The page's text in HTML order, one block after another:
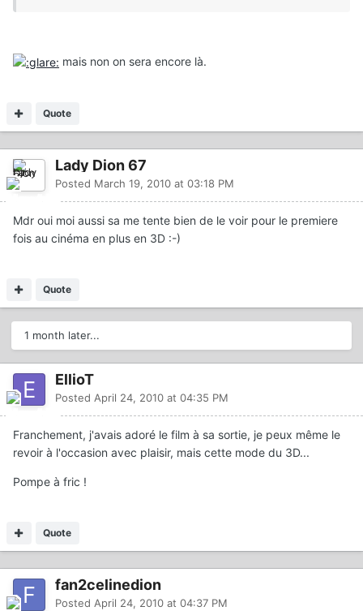
mais non on sera encore là.
Quote
Lady Dion 67
Posted March 19, 2010 at 03:18 PM
Mdr oui moi aussi sa me tente bien de le voir pour le premiere
fois au cinéma en plus en 3D :-)
Quote
1 month later...
EllioT
Posted April 24, 2010 at 04:35 PM
Franchement, j'avais adoré le film à sa sortie, je peux même le
revoir à l'occasion avec plaisir, mais cette mode du 3D...
Pompe à fric !
Quote
fan2celinedion
Posted April 24, 2010 at 04:37 PM